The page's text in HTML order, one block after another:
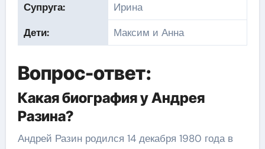
Супруга:
Ирина
Дети:
Максим и Анна
Вопрос-ответ:
Какая биография у Андрея
Разина?
Андрей Разин родился 14 декабря 1980 года в